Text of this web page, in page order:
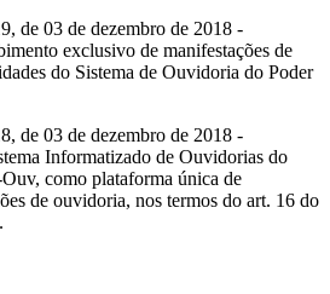
de 03 de dezembro de 2018 -
exclusivo de manifestações de
do Sistema de Ouvidoria do Poder
de 03 de dezembro de 2018 -
Informatizado de Ouvidorias do
como plataforma única de
de ouvidoria, nos termos do art. 16 do